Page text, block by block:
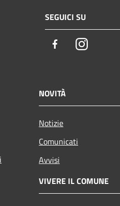
SEGUICI SU
FacebookInstagram
NOVITÀ
Notizie
Comunicati
Avvisi
VIVERE IL COMUNE